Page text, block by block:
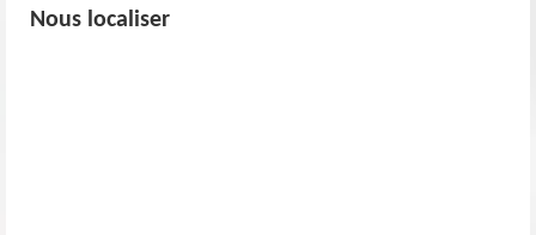
Nous localiser